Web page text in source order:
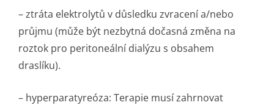
– ztráta elektrolytů v důsledku zvracení a/nebo
průjmu (může být nezbytná dočasná změna na
roztok pro peritoneální dialýzu s obsahem
draslíku).
– hyperparatyreóza: Terapie musí zahrnovat